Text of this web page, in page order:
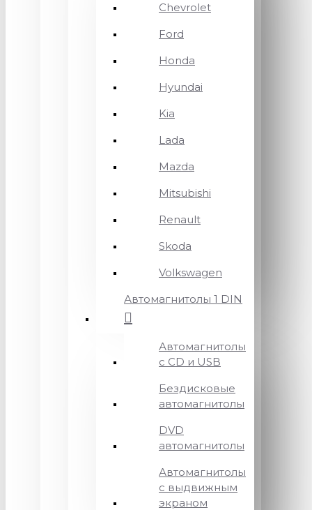
Chevrolet
Ford
Honda
Hyundai
Kia
Lada
Mazda
Mitsubishi
Renault
Skoda
Volkswagen
Автомагнитолы 1 DIN
Автомагнитолы
с CD и USB
Бездисковые
автомагнитолы
DVD
автомагнитолы
Автомагнитолы
с выдвижным
экраном